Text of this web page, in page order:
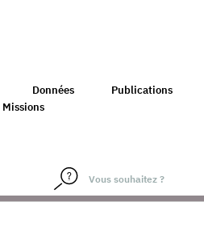
Données
Publications
Missions